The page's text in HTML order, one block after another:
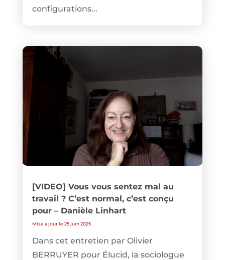
configurations...
[VIDEO] Vous vous sentez mal au
travail ? C’est normal, c’est conçu
pour – Danièle Linhart
Mise à jour le 25 juin 2025
Dans cet entretien par Olivier
BERRUYER pour Élucid, la sociologue